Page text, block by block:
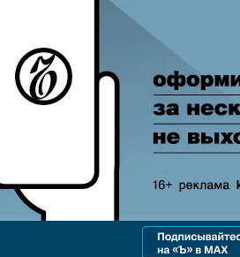
www.kommersant.ru/ad